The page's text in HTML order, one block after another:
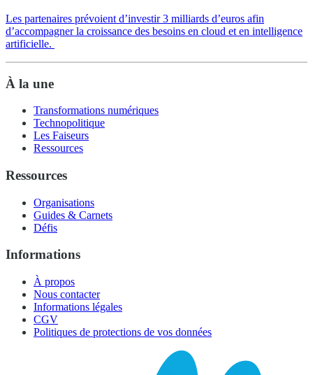
Les partenaires prévoient d’investir 3 milliards d’euros afin
d’accompagner la croissance des besoins en cloud et en intelligence
artificielle.
À la une
Transformations numériques
Technopolitique
Les Faiseurs
Ressources
Ressources
Organisations
Guides & Carnets
Défis
Informations
À propos
Nous contacter
Informations légales
CGV
Politiques de protections de vos données